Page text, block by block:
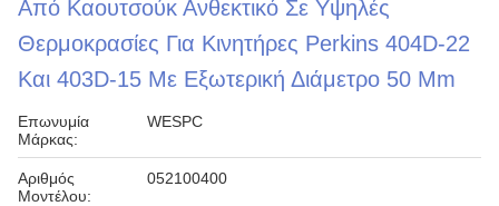
Από Καουτσούκ Ανθεκτικό Σε Υψηλές
Θερμοκρασίες Για Κινητήρες Perkins 404D-22
Και 403D-15 Με Εξωτερική Διάμετρο 50 Mm
Επωνυμία
Μάρκας:
WESPC
Αριθμός
Μοντέλου:
052100400